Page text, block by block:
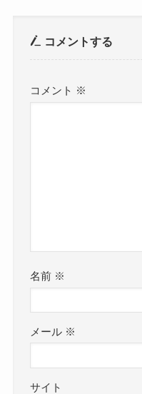
コメントする
コメント ※
名前 ※
メール ※
サイト